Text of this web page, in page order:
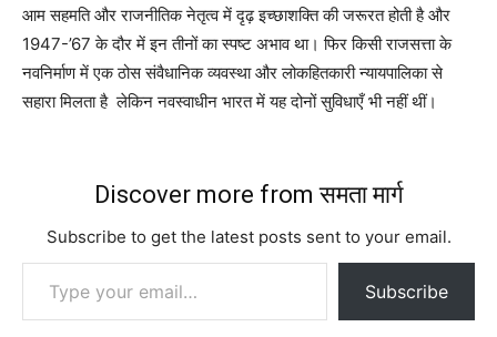
आम सहमति और राजनीतिक नेतृत्व में दृढ़ इच्छाशक्ति की जरूरत होती है और
1947-’67 के दौर में इन तीनों का स्पष्ट अभाव था। फिर किसी राजसत्ता के
नवनिर्माण में एक ठोस संवैधानिक व्यवस्था और लोकहितकारी न्यायपालिका से
सहारा मिलता है लेकिन नवस्वाधीन भारत में यह दोनों सुविधाएँ भी नहीं थीं।
Discover more from समता मार्ग
Subscribe to get the latest posts sent to your email.
Type your email…
Subscribe